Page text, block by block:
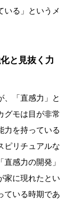
いる」というメ
と見抜く力
、「直感力」と
グモは目が非常
力を持っている
ピリチュアルな
感力の開発」
家に現れたとい
ている時期であ